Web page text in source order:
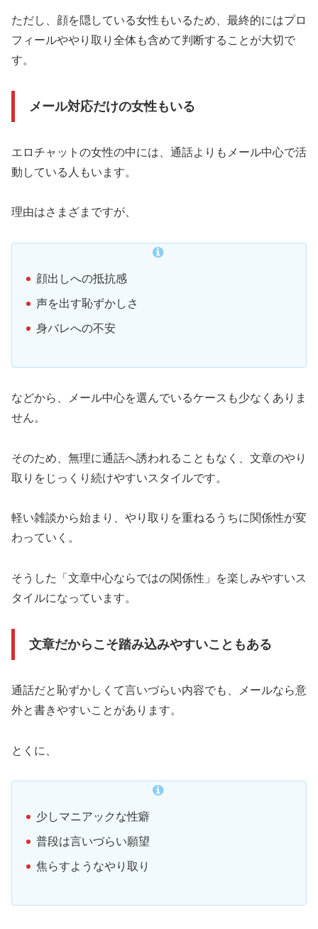
ただし、顔を隠している女性もいるため、最終的にはプロ
フィールややり取り全体も含めて判断することが大切で
す。
メール対応だけの女性もいる
エロチャットの女性の中には、通話よりもメール中心で活
動している人もいます。
理由はさまざまですが、
顔出しへの抵抗感
声を出す恥ずかしさ
身バレへの不安
などから、メール中心を選んでいるケースも少なくありま
せん。
そのため、無理に通話へ誘われることもなく、文章のやり
取りをじっくり続けやすいスタイルです。
軽い雑談から始まり、やり取りを重ねるうちに関係性が変
わっていく。
そうした「文章中心ならではの関係性」を楽しみやすいス
タイルになっています。
文章だからこそ踏み込みやすいこともある
通話だと恥ずかしくて言いづらい内容でも、メールなら意
外と書きやすいことがあります。
とくに、
少しマニアックな性癖
普段は言いづらい願望
焦らすようなやり取り